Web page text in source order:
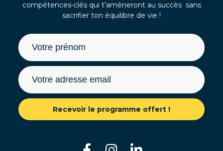
compétences-clés qui t’amèneront au succès sans
sacrifier ton équilibre de vie !
Recevoir le programme offert !